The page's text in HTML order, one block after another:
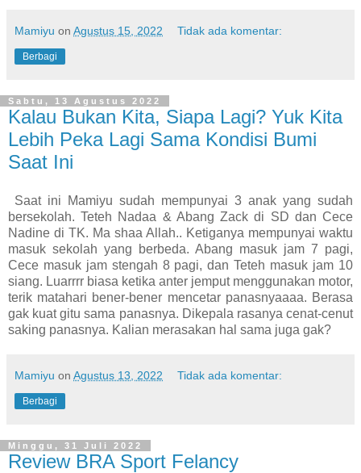
Mamiyu on Agustus 15, 2022 Tidak ada komentar:
Berbagi
Sabtu, 13 Agustus 2022
Kalau Bukan Kita, Siapa Lagi? Yuk Kita
Lebih Peka Lagi Sama Kondisi Bumi
Saat Ini
Saat ini Mamiyu sudah mempunyai 3 anak yang sudah
bersekolah. Teteh Nadaa & Abang Zack di SD dan Cece
Nadine di TK. Ma shaa Allah.. Ketiganya mempunyai waktu
masuk sekolah yang berbeda. Abang masuk jam 7 pagi,
Cece masuk jam stengah 8 pagi, dan Teteh masuk jam 10
siang. Luarrrr biasa ketika anter jemput menggunakan motor,
terik matahari bener-bener mencetar panasnyaaaa. Berasa
gak kuat gitu sama panasnya. Dikepala rasanya cenat-cenut
saking panasnya. Kalian merasakan hal sama juga gak?
Mamiyu on Agustus 13, 2022 Tidak ada komentar:
Berbagi
Minggu, 31 Juli 2022
Review BRA Sport Felancy